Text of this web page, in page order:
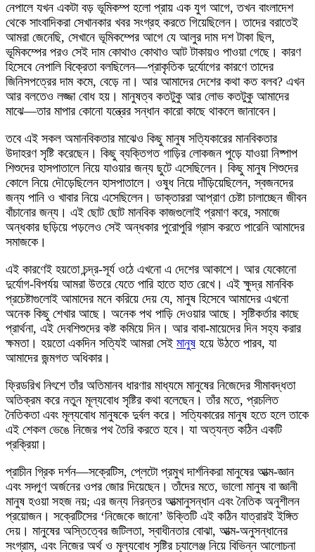
নেপালে যখন একটা বড় ভূমিকম্প হলো প্রায় এক যুগ আগে, তখন বাংলাদেশ
থেকে সাংবাদিকরা সেখানকার খবর সংগ্রহ করতে গিয়েছিলেন। তাদের বরাতেই
আমরা জেনেছি, সেখানে ভূমিকম্পের আগে যে আলুর দাম দশ টাকা ছিল,
ভূমিকম্পের পরও সেই দাম কোথাও কোথাও আট টাকায়ও পাওয়া গেছে। কারণ
হিসেবে নেপালি বিক্রেতা বলছিলেন—প্রাকৃতিক দুর্যোগের কারণে তাদের
জিনিসপত্রের দাম কমে, বেড়ে না। আর আমাদের দেশের কথা কত বলব? এখন
আর বলতেও লজ্জা বোধ হয়। মানুষত্ব কতটুকু আর লোভ কতটুকু আমাদের
মাঝে—তার মাপার কোনো যন্ত্রের সন্ধান কারো কাছে থাকলে জানাবেন।
তবে এই সকল অমানবিকতার মাঝেও কিছু মানুষ সত্যিকারের মানবিকতার
উদাহরণ সৃষ্টি করেছেন। কিছু ব্যক্তিগত গাড়ির লোকজন পুড়ে যাওয়া নিষ্পাপ
শিশুদের হাসপাতালে নিয়ে যাওয়ার জন্য ছুটে এসেছিলেন। কিছু মানুষ শিশুদের
কোলে নিয়ে দৌড়েছিলেন হাসপাতালে। ওষুধ নিয়ে দাঁড়িয়েছিলেন, স্বজনদের
জন্য পানি ও খাবার নিয়ে এসেছিলেন। ডাক্তাররা আপ্রাণ চেষ্টা চালাচ্ছেন জীবন
বাঁচানোর জন্য। এই ছোট ছোট মানবিক কাজগুলোই প্রমাণ করে, সমাজে
অন্ধকার ছড়িয়ে পড়লেও সেই অন্ধকার পুরোপুরি গ্রাস করতে পারেনি আমাদের
সমাজকে।
এই কারণেই হয়তো চন্দ্র-সূর্য ওঠে এখনো এ দেশের আকাশে। আর যেকোনো
দুর্যোগ-বিপর্যয় আমরা উতরে যেতে পারি হাতে হাত রেখে। এই ক্ষুদ্র মানবিক
প্রচেষ্টাগুলোই আমাদের মনে করিয়ে দেয় যে, মানুষ হিসেবে আমাদের এখনো
অনেক কিছু শেখার আছে। অনেক পথ পাড়ি দেওয়ার আছে। সৃষ্টিকর্তার কাছে
প্রার্থনা, এই দেবশিশুদের কষ্ট কমিয়ে দিন। আর বাবা-মায়েদের দিন সহ্য করার
ক্ষমতা। হয়তো একদিন সত্যিই আমরা সেই মানুষ হয়ে উঠতে পারব, যা
আমাদের জন্মগত অধিকার।
ফ্রিডরিখ নিৎশে তাঁর অতিমানব ধারণার মাধ্যমে মানুষের নিজেদের সীমাবদ্ধতা
অতিক্রম করে নতুন মূল্যবোধ সৃষ্টির কথা বলেছেন। তাঁর মতে, প্রচলিত
নৈতিকতা এবং মূল্যবোধ মানুষকে দুর্বল করে। সত্যিকারের মানুষ হতে হলে তাকে
এই শেকল ভেঙে নিজের পথ তৈরি করতে হবে। যা অত্যন্ত কঠিন একটি
প্রক্রিয়া।
প্রাচীন গ্রিক দর্শন—সক্রেটিস, প্লেটো প্রমুখ দার্শনিকরা মানুষের আত্ম-জ্ঞান
এবং সদ্গুণ অর্জনের ওপর জোর দিয়েছেন। তাঁদের মতে, ভালো মানুষ বা জ্ঞানী
মানুষ হওয়া সহজ নয়; এর জন্য নিরন্তর আত্মানুসন্ধান এবং নৈতিক অনুশীলন
প্রয়োজন। সক্রেটিসের ‘নিজেকে জানো’ উক্তিটি এই কঠিন যাত্রারই ইঙ্গিত
দেয়। মানুষের অস্তিত্বের জটিলতা, স্বাধীনতার বোঝা, আত্ম-অনুসন্ধানের
সংগ্রাম, এবং নিজের অর্থ ও মূল্যবোধ সৃষ্টির চ্যালেঞ্জ নিয়ে বিভিন্ন আলোচনা